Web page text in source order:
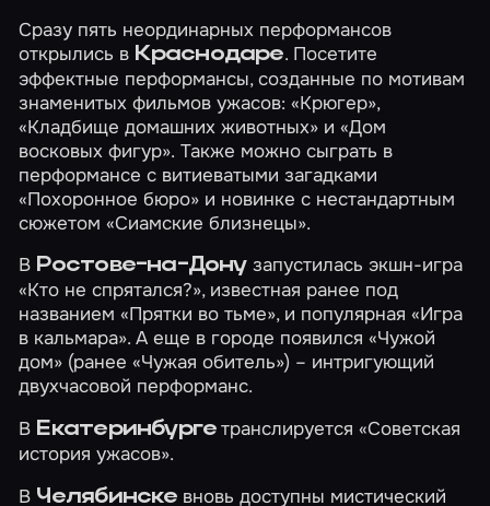
Сразу пять неординарных перформансов
открылись в Краснодаре. Посетите
эффектные перформансы, созданные по мотивам
знаменитых фильмов ужасов:«Крюгер»,
«Кладбище домашних животных» и«Дом
восковых фигур». Также можно сыграть в
перформансе с витиеватыми загадками
«Похоронное бюро» и новинке с нестандартным
сюжетом«Сиамские близнецы».
В Ростове-на-Донузапустилась экшн-игра
«Кто не спрятался?», известная ранее под
названием «Прятки во тьме», и популярная«Игра
в кальмара». А еще в городе появился«Чужой
дом» (ранее «Чужая обитель») – интригующий
двухчасовой перформанс.
В Екатеринбургетранслируется«Советская
история ужасов».
В Челябинске вновь доступны мистический